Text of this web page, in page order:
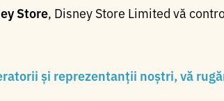
Store, Disney Store Limited vă
și reprezentanții noștri, vă